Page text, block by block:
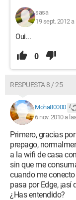
sasa
19 sept. 2012 a
Oui...
0
RESPUESTA 8 / 25
Moha80000
6 nov. 2010 a
Primero, gracias
prepago,
a la wifi de casa
sin que me
cuando me
pasa por Edge,
¿Has entendido?